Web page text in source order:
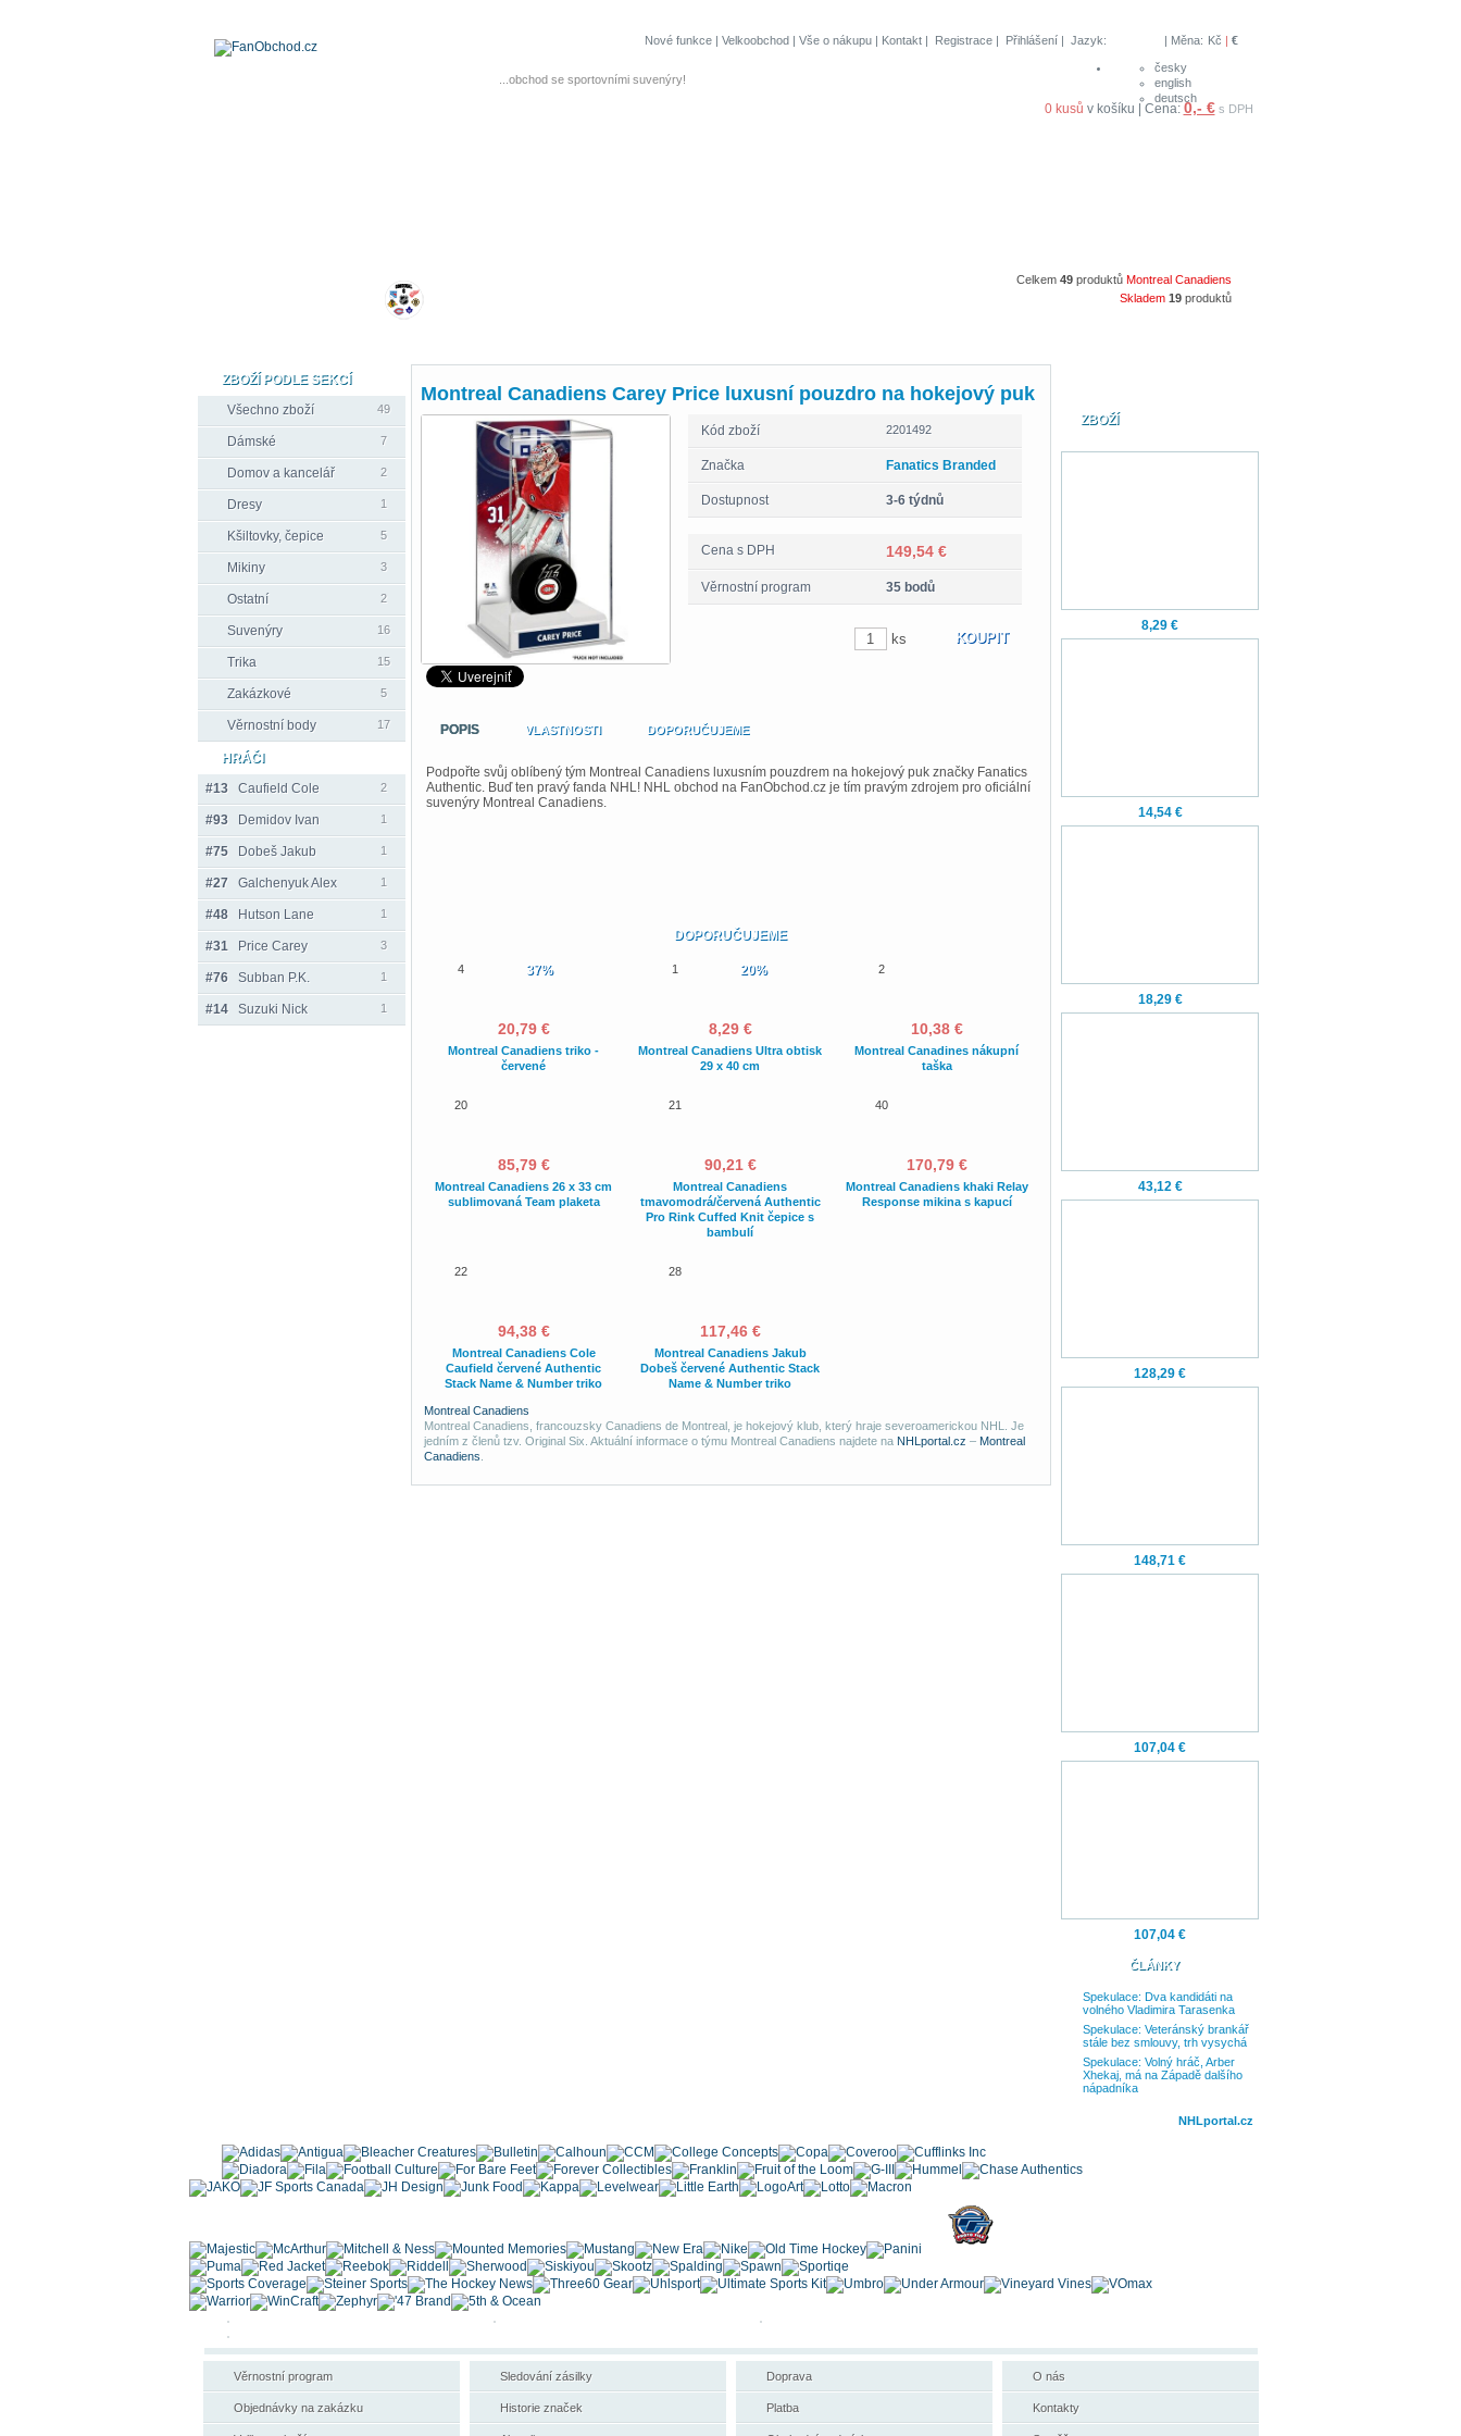
...obchod se sportovními suvenýry!
Nové funkce| Velkoobchod| Vše o nákupu| Kontakt| Registrace| Přihlášení| Jazyk:
česky
english
deutsch
| Měna: Kč | €
0 kusů v košíku | Cena: 0,- € s DPH
Celkem 49produktů Montreal Canadiens
Skladem 19produktů
ZBOŽÍ PODLE SEKCÍ
Všechno zboží
49
Dámské 7
Domov a kancelář 2
Dresy 1
Kšiltovky, čepice 5
Mikiny 3
Ostatní 2
Suvenýry 16
Trika 15
Zakázkové 5
Věrnostní body 17
HRÁČI
#13
Caufield Cole 2
#93 Demidov Ivan 1
#75 Dobeš Jakub 1
#27 Galchenyuk Alex 1
#48 Hutson Lane 1
#31 Price Carey 3
#76 Subban P.K. 1
#14 Suzuki Nick 1
Montreal Canadiens Carey Price luxusní pouzdro na hokejový puk
Kód zboží 2201492
Značka Fanatics Branded
Dostupnost 3-6 týdnů
Cena s DPH 149,54 €
Věrnostní program 35 bodů
ks
POPIS VLASTNOSTI DOPORUČUJEME
Podpořte svůj oblíbený tým Montreal Canadiens luxusním pouzdrem na hokejový puk značky Fanatics
Authentic. Buď ten pravý fanda NHL! NHL obchod na FanObchod.cz je tím pravým zdrojem pro oficiální
suvenýry Montreal Canadiens.
DOPORUČUJEME
4 37%
20,79 €
Montreal Canadiens triko -
červené
1 20%
8,29 €
Montreal Canadiens Ultra obtisk
29 x 40 cm
2
10,38 €
Montreal Canadines nákupní
taška
20
85,79 €
Montreal Canadiens 26 x 33 cm
sublimovaná Team plaketa
21
90,21 €
Montreal Canadiens
tmavomodrá/červená Authentic
Pro Rink Cuffed Knit čepice s
bambulí
40
170,79 €
Montreal Canadiens khaki Relay
Response mikina s kapucí
22
94,38 €
Montreal Canadiens Cole
Caufield červené Authentic
Stack Name & Number triko
28
117,46 €
Montreal Canadiens Jakub
Dobeš červené Authentic Stack
Name & Number triko
Montreal Canadiens
Montreal Canadiens, francouzsky Canadiens de Montreal, je hokejový klub, který hraje severoamerickou NHL. Je
jedním z členů tzv. Original Six. Aktuální informace o týmu Montreal Canadiens najdete na NHLportal.cz – Montreal
Canadiens
ZBOŽÍ
8,29 €
14,54 €
18,29 €
43,12 €
128,29 €
148,71 €
107,04 €
107,04 €
ČLÁNKY
Spekulace: Dva kandidáti na
volného Vladimira Tarasenka
Spekulace: Veteránský brankář
stále bez smlouvy, trh vysychá
Spekulace: Volný hráč, Arber
Xhekaj, má na Západě dalšího
nápadníka
NHLportal.cz
Věrnostní program
Objednávky na zakázku
Sledování zásilky
Historie značek
Doprava
Platba
O nás
Kontakty